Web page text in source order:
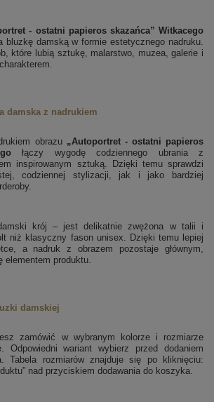
- ostatni papieros skazańca” Witkacego
bluzkę damską w formie estetycznego nadruku.
które lubią sztukę, malarstwo, muzea, galerie i
damska z nadrukiem
obrazu „Autoportret - ostatni papieros
łączy wygodę codziennego ubrania z
inspirowanym sztuką. Dzięki temu sprawdzi
codziennej stylizacji, jak i jako bardziej
krój – jest delikatnie zwężona w talii i
niż klasyczny fason unisex. Dzięki temu lepiej
a nadruk z obrazem pozostaje głównym,
elementem produktu.
damskiej
zamówić w wybranym kolorze i rozmiarze
Odpowiedni wariant wybierz przed dodaniem
Tabela rozmiarów znajduje się po kliknięciu:
nad przyciskiem dodawania do koszyka.